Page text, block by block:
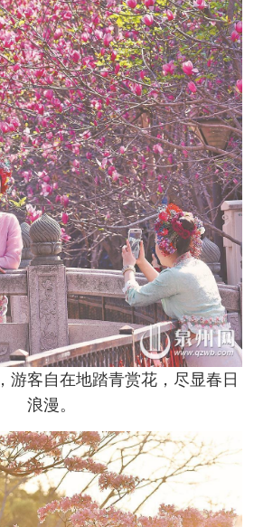
游客自在地踏青赏花，尽显春日
浪漫。